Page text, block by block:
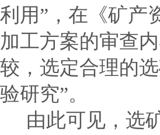
利用” ，在《矿
加工方案的审查
较，选定合理的
验研究”。
由此可见，选